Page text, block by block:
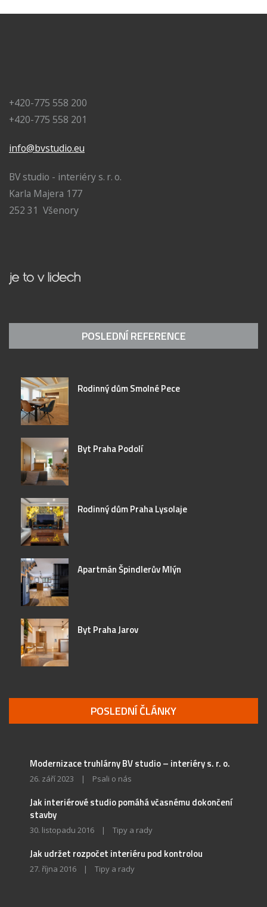
+420-775 558 200
+420-775 558 201
info@bvstudio.eu
BV studio - interiéry s. r. o.
Karla Majera 177
252 31 Všenory
POSLEDNÍ REFERENCE
Rodinný dům Smolné Pece
Byt Praha Podolí
Rodinný dům Praha Lysolaje
Apartmán Špindlerův Mlýn
Byt Praha Jarov
POSLEDNÍ ČLÁNKY
Modernizace truhlárny BV studio – interiéry s. r. o.
26. září 2023 | Psali o nás
Jak interiérové studio pomáhá včasnému dokončení
stavby
30. listopadu 2016 | Tipy a rady
Jak udržet rozpočet interiéru pod kontrolou
27. října 2016 | Tipy a rady